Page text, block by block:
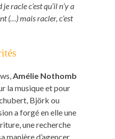
racle c’est qu’il n’y a
(…) mais racler, c’est
Amélie Nothomb
la musique et pour
Björk ou
a forgé en elle une
une recherche
manière d’agencer